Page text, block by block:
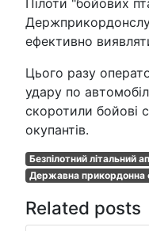
Пілоти "бойових
ефективно
Цього разу
удару по
скоротили бойові
окупантів.
Безпілотний літальний
Державна прикордонна
Related posts